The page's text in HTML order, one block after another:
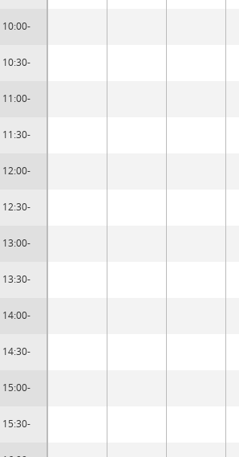
10:00-
10:30-
11:00-
11:30-
12:00-
12:30-
13:00-
13:30-
14:00-
14:30-
15:00-
15:30-